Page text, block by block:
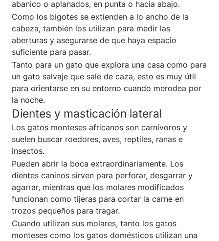
abanico o aplanados, en punta o hacia abajo.
Como los bigotes se extienden a lo ancho de la
cabeza, también los utilizan para medir las
aberturas y asegurarse de que haya espacio
suficiente para pasar.
Tanto para un gato que explora una casa como para
un gato salvaje que sale de caza, esto es muy útil
para orientarse en su entorno cuando merodea por
la noche.
Dientes y masticación lateral
Los gatos monteses africanos son carnívoros y
suelen buscar roedores, aves, reptiles, ranas e
insectos.
Pueden abrir la boca extraordinariamente. Los
dientes caninos sirven para perforar, desgarrar y
agarrar, mientras que los molares modificados
funcionan como tijeras para cortar la carne en
trozos pequeños para tragar.
Cuando utilizan sus molares, tanto los gatos
monteses como los gatos domésticos utilizan una